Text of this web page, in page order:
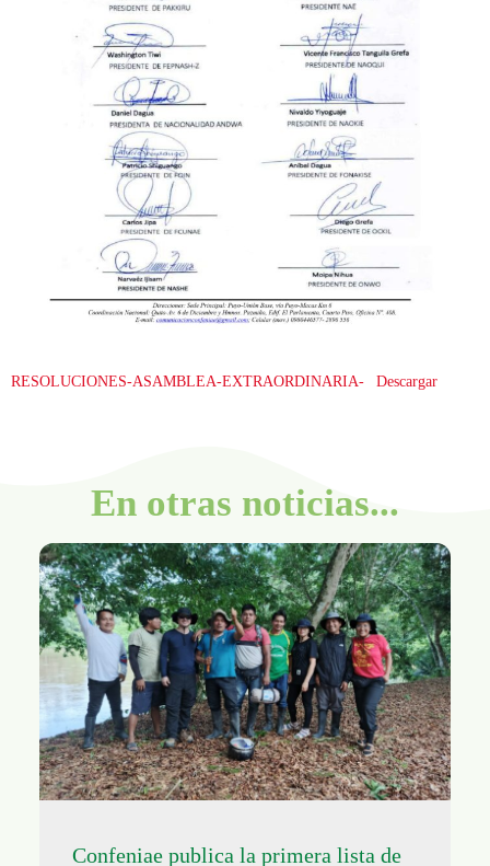
RESOLUCIONES-ASAMBLEA-EXTRAORDINARIA- Descargar
En otras noticias...
Confeniae publica la primera lista de